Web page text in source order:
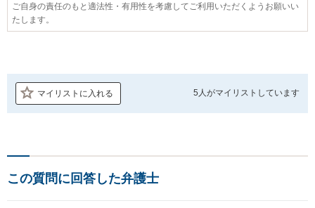
ご自身の責任のもと適法性・有用性を考慮してご利用いただくようお願いい
たします。
マイリストに入れる 5人がマイリストしています
この質問に回答した弁護士